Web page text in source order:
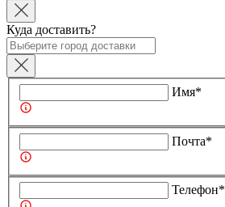
Куда доставить?
Имя*
Почта*
Телефон*